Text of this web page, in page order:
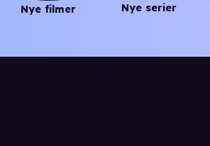
Nye filmer Nye serier